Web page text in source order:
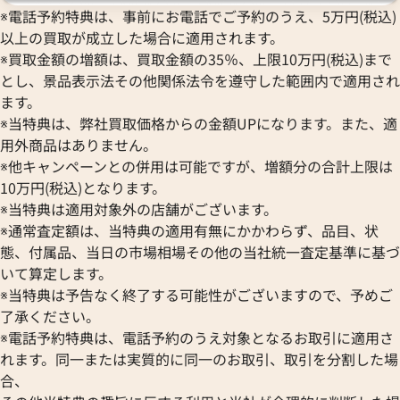
※電話予約特典は、事前にお電話でご予約のうえ、5万円(税込)
以上の買取が成立した場合に適用されます。
※買取金額の増額は、買取金額の35％、上限10万円(税込)まで
とし、景品表示法その他関係法令を遵守した範囲内で適用され
ます。
※当特典は、弊社買取価格からの金額UPになります。また、適
用外商品はありません。
※他キャンペーンとの併用は可能ですが、増額分の合計上限は
10万円(税込)となります。
※当特典は適用対象外の店舗がございます。
※通常査定額は、当特典の適用有無にかかわらず、品目、状
態、付属品、当日の市場相場その他の当社統一査定基準に基づ
いて算定します。
※当特典は予告なく終了する可能性がございますので、予めご
了承ください。
※電話予約特典は、電話予約のうえ対象となるお取引に適用さ
れます。同一または実質的に同一のお取引、取引を分割した場
合、